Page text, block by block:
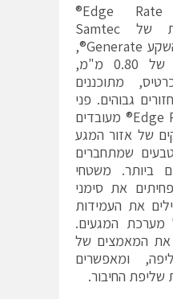
מערכת המגעים Edge Rate®
בטכנולוגיה הקניינית של Samtec
שמשמשים במחברי השקע Generate®,
בעלי מרווח מגעים של 0.80 מ"מ,
מתוכננים
גבוהים. פני
השטח של מגעי Edge Rate® מעובדים
של אזור המגע
שמתחברים
ביותר. משטחי
את סימני
את העמידות
מערכת המגעים.
את המאמצים של
ומאפשרים
שליפת החיבור.